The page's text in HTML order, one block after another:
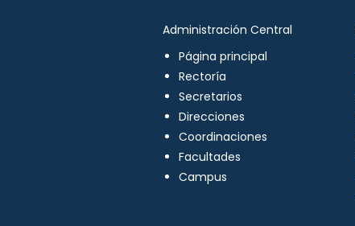
Administración Central
Página principal
Rectoría
Secretarios
Direcciones
Coordinaciones
Facultades
Campus